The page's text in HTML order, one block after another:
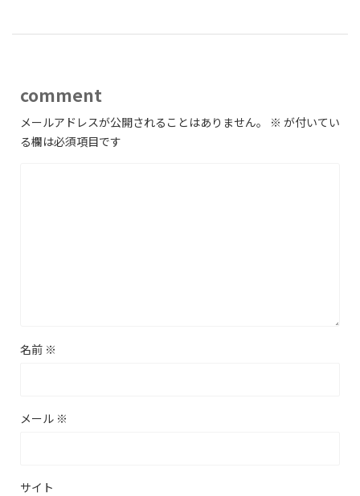
comment
メールアドレスが公開されることはありません。 ※ が付いてい
る欄は必須項目です
名前 ※
メール ※
サイト